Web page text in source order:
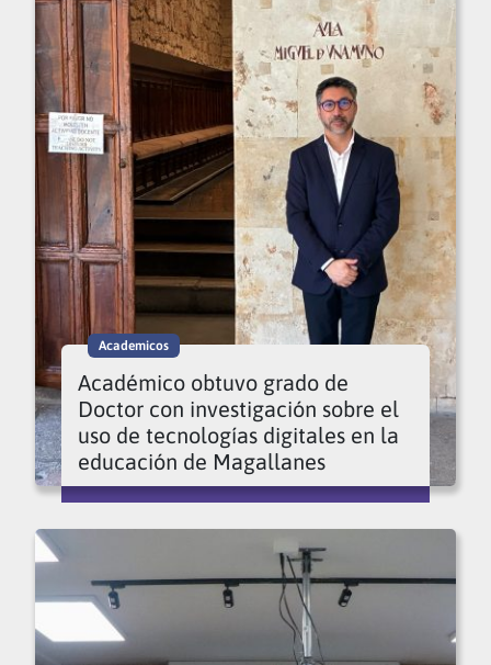
Academicos
Académico obtuvo grado de
Doctor con investigación sobre el
uso de tecnologías digitales en la
educación de Magallanes